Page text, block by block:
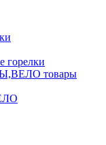
горелки
товары